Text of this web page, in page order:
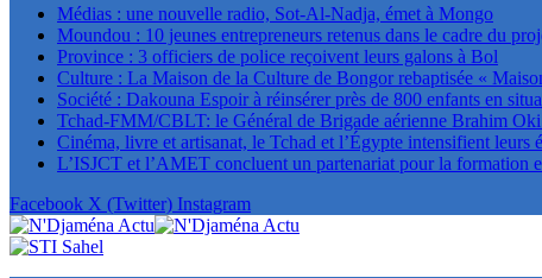
Médias : une nouvelle radio, Sot-Al-Nadja, émet à Mongo
Moundou : 10 jeunes entrepreneurs retenus dans le cadre du
Province : 3 officiers de police reçoivent leurs galons à Bol
Culture : La Maison de la Culture de Bongor rebaptisée «
Société : Dakouna Espoir à réinsérer près de 800 enfants en
Tchad-FMM/CBLT: le Général de Brigade aérienne Brahim
Cinéma, livre et artisanat, le Tchad et l’Égypte intensifient leurs
L’ISJCT et l’AMET concluent un partenariat pour la formation
Facebook X (Twitter) Instagram